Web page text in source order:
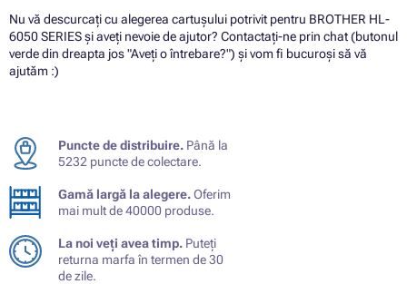
Nu vă descurcați cu alegerea cartușului potrivit pentru BROTHER HL-
6050 SERIES și aveți nevoie de ajutor? Contactați-ne prin chat (butonul
verde din dreapta jos "Aveți o întrebare?") și vom fi bucuroși să vă
ajutăm :)
Puncte de distribuire. Până la
5232 puncte de colectare.
Gamă largă la alegere.Oferim
mai mult de 40000 produse.
La noi veți avea timp. Puteți
returna marfa în termen de 30
de zile.